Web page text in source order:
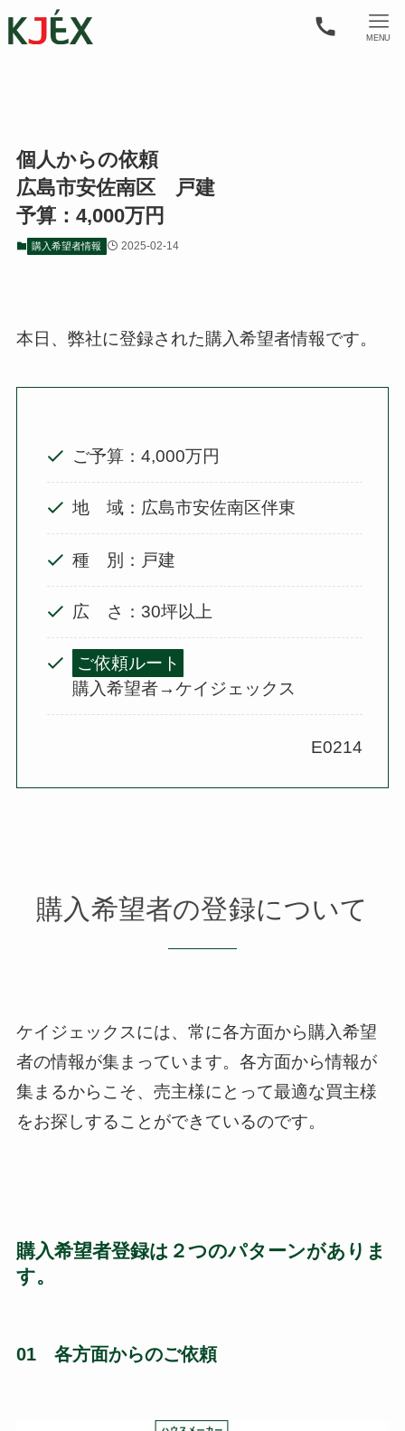
MENU
個人からの依頼
広島市安佐南区 戸建
予算：4,000万円
購入希望者情報 2025-02-14
本日、弊社に登録された購入希望者情報です。
ご予算：4,000万円
地 域：広島市安佐南区伴東
種 別：戸建
広 さ：30坪以上
ご依頼ルート
購入希望者→ケイジェックス
E0214
購入希望者の登録について
ケイジェックスには、常に各方面から購入希望
者の情報が集まっています。 各方面から情報が
集まるからこそ、売主様にとって最適な買主様
をお探しすることができているのです。
購入希望者登録は２つのパターンがありま
す。
01 各方面からのご依頼